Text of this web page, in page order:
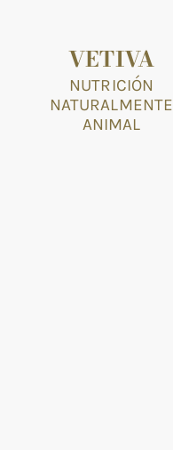
VETIVA
NUTRICIÓN
NATURALMENTE
ANIMAL